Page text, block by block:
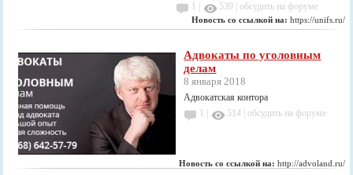
1 |
539 |обсудить на форуме
Новость со ссылкой на:https://unifs.ru/
Адвокаты по уголовным
делам
8 января 2018
Адвокатская контора
1 |
514 |обсудить на форуме
Новость со ссылкой на:http://advoland.ru/